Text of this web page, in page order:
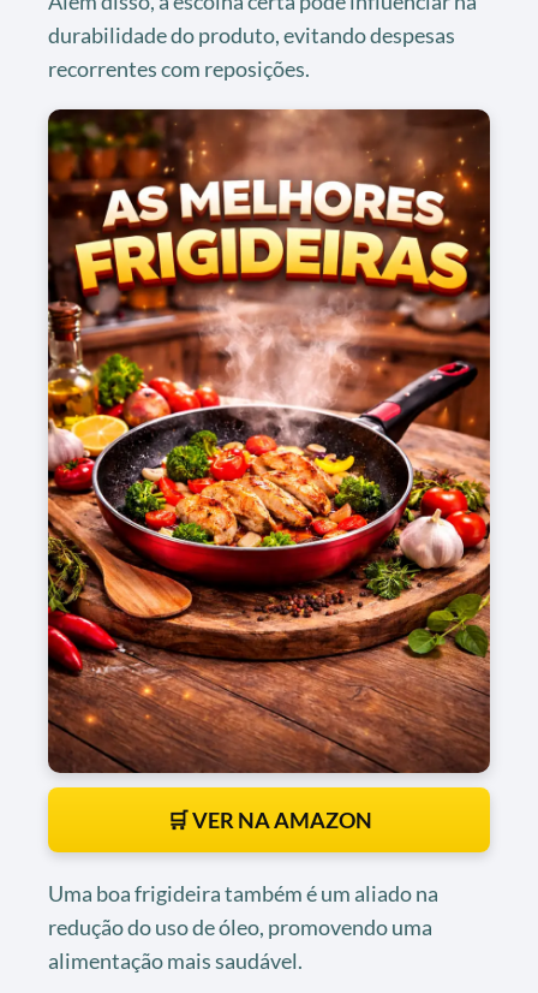
durabilidade do produto, evitando despesas
recorrentes com reposições.
🛒 VER NA AMAZON
Uma boa frigideira também é um aliado na
redução do uso de óleo, promovendo uma
alimentação mais saudável.